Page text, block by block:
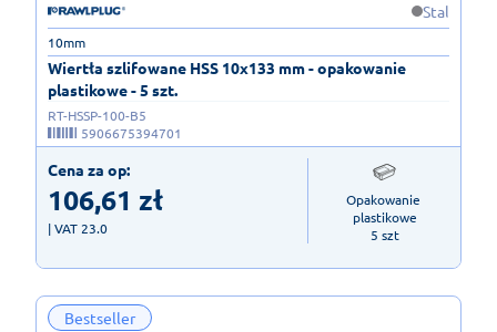
Stal
Wiertła szlifowane HSS 10x133 mm - opakowanie
plastikowe - 5 szt.
10mm
RT-HSSP-100-B5
5906675394701
Cena za op:
106,61 zł
| VAT 23.0
Opakowanie
plastikowe
5 szt
Bestseller